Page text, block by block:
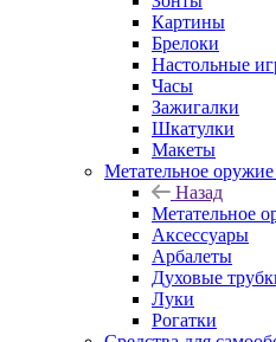
Картины
Брелоки
Настольные
Часы
Зажигалки
Шкатулки
Макеты
Метательное оружие
Назад
Метательное
Аксессуары
Арбалеты
Духовые
Луки
Рогатки